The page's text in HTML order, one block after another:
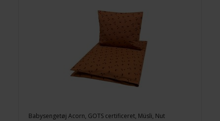
Babysengetøj Acorn, GOTS certificeret, Müsli, Nut